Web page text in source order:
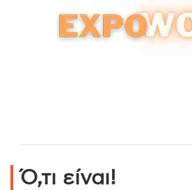
Ό,τι είναι!